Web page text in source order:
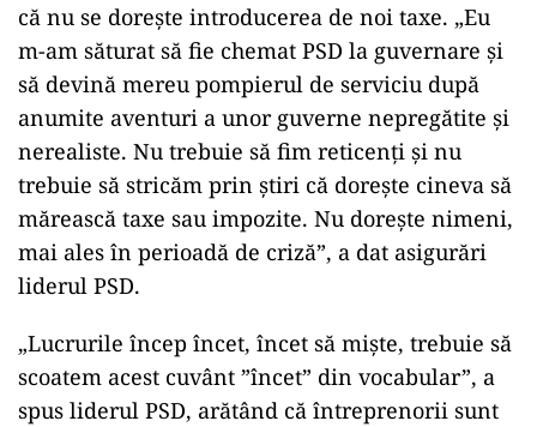
că nu se dorește introducerea de noi taxe. „Eu
m-am săturat să fie chemat PSD la guvernare şi
să devină mereu pompierul de serviciu după
anumite aventuri a unor guverne nepregătite şi
nerealiste. Nu trebuie să fim reticenţi şi nu
trebuie să stricăm prin ştiri că doreşte cineva să
mărească taxe sau impozite. Nu doreşte nimeni,
mai ales în perioadă de criză”, a dat asigurări
liderul PSD.
„Lucrurile încep încet, încet să mişte, trebuie să
scoatem acest cuvânt ”încet” din vocabular”, a
spus liderul PSD, arătând că întreprenorii sunt